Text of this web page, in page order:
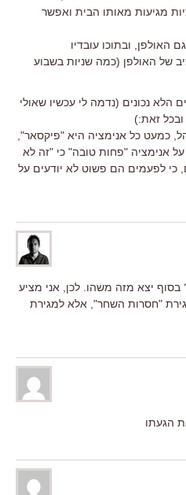
מגיעות מאותו הבית ואפשר
האולפן, ובתוכו עובדיו
של האולפן (כמה שניות בשבוע
נכונים (נדמה לי עכשיו שאולי
זאת:)
כמעט כל אנימציה היא "פיקסאר",
אנימציה "פחות טובה" כי "זה לא
כי לפעמים הם פשוט לא יודעים על
בסוף יצא מזה משהו. לכן, אני מציע
"חסרות השחר", אלא למגירת
הגעתו